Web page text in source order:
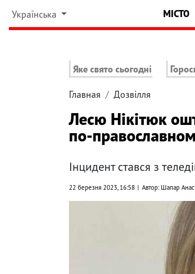
Українська МІСТО
Яке свято сьогодні
Главная Дозвілля
Лесю Нікітюк
по-
Інцидент стався з
22 березня 2023, 16:58 Автор: Шапар